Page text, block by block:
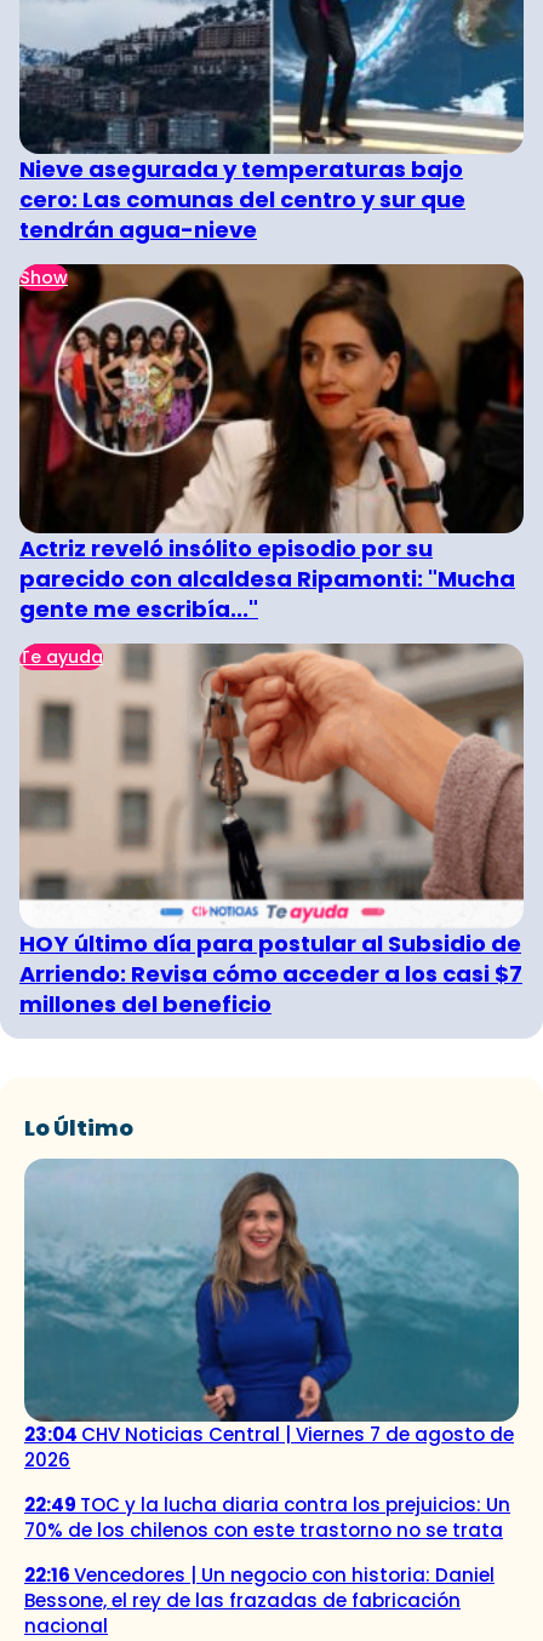
Nieve asegurada y temperaturas bajo
cero: Las comunas del centro y sur que
tendrán agua-nieve
Show
Actriz reveló insólito episodio por su
parecido con alcaldesa Ripamonti: "Mucha
gente me escribía..."
Te ayuda
HOY último día para postular al Subsidio de
Arriendo: Revisa cómo acceder a los casi $7
millones del beneficio
Lo Último
23:04 CHV Noticias Central | Viernes 7 de agosto de
2026
22:49 TOC y la lucha diaria contra los prejuicios: Un
70% de los chilenos con este trastorno no se trata
22:16Vencedores | Un negocio con historia: Daniel
Bessone, el rey de las frazadas de fabricación
nacional